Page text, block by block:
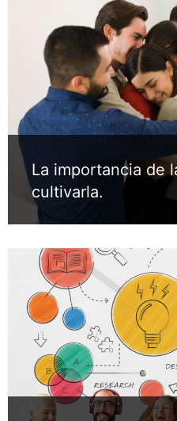
La importancia de
cultivarla.